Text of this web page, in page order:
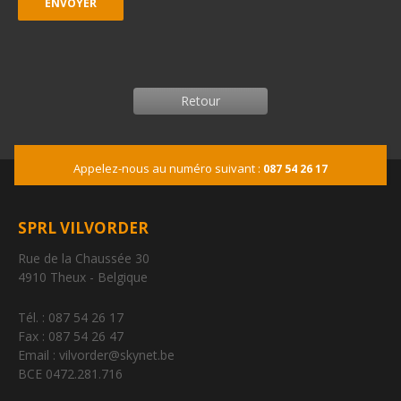
Retour
Appelez-nous au numéro suivant : 087 54 26 17
SPRL VILVORDER
Rue de la Chaussée 30
4910 Theux - Belgique
Tél. : 087 54 26 17
Fax : 087 54 26 47
Email : vilvorder@skynet.be
BCE 0472.281.716